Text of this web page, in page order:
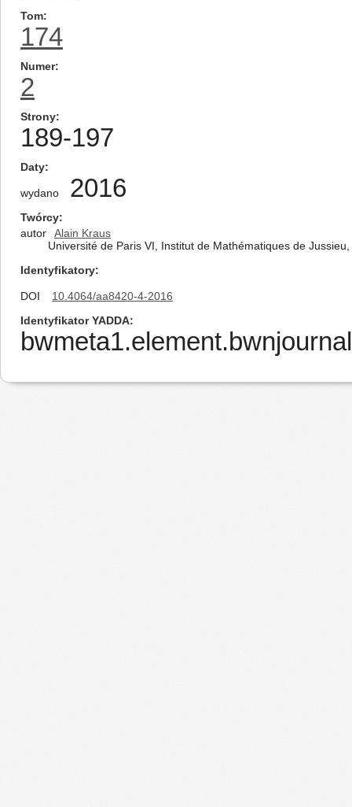
Tom
174
Numer
2
Strony
189-197
Daty
wydano 2016
Twórcy
autor
Alain Kraus
Université de Paris VI, Institut de Mathématiques de
Identyfikatory
DOI
10.4064/aa8420-4-2016
Identyfikator YADDA